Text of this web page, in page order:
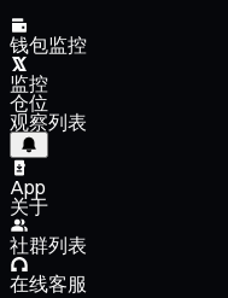
钱包监控
监控
仓位
观察列表
App
关于
社群列表
在线客服